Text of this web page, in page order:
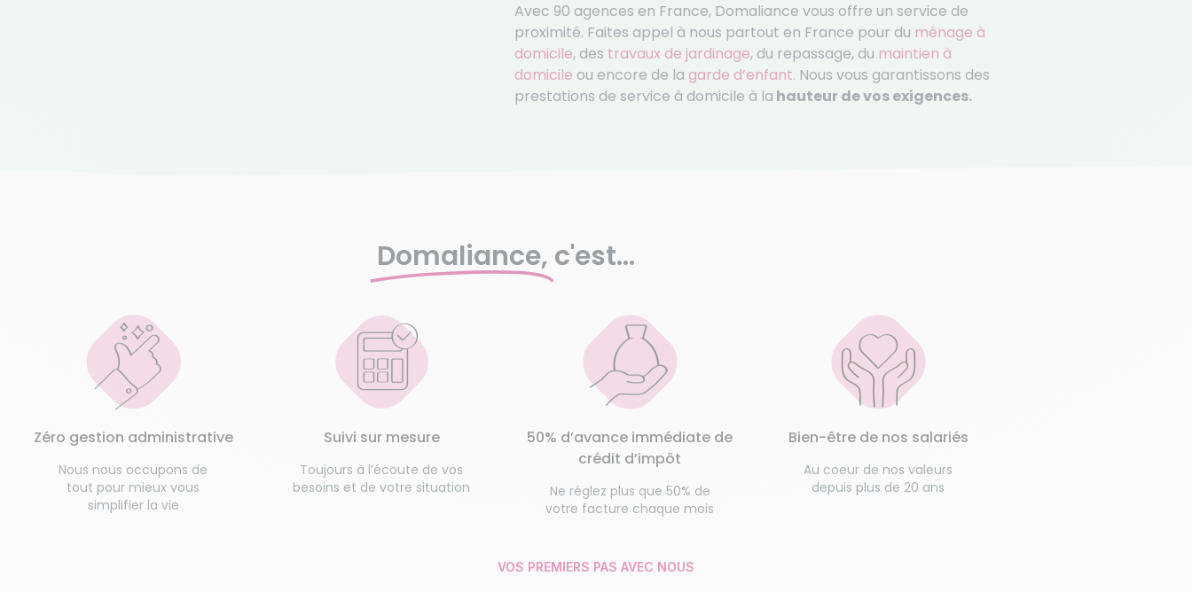
Avec 90 agences en France, Domaliance vous offre un service de
proximité. Faites appel à nous partout en France pour du ménage à
domicile, des travaux de jardinage, du repassage, du maintien à
domicile ou encore de la garde d’enfant. Nous vous garantissons des
prestations de service à domicile à la hauteur de vos exigences.
Domaliance, c'est...
Zéro gestion administrative
Nous nous occupons de
tout pour mieux vous
simplifier la vie
Suivi sur mesure
Toujours à l’écoute de vos
besoins et de votre situation
50% d’avance immédiate de
crédit d’impôt
Ne réglez plus que 50% de
votre facture chaque mois
Bien-être de nos salariés
Au coeur de nos valeurs
depuis plus de 20 ans
VOS PREMIERS PAS AVEC NOUS